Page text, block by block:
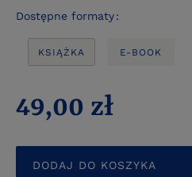
Dostępne formaty
KSIĄŻKA E-BOOK
49,00 zł
DODAJ DO KOSZYKA